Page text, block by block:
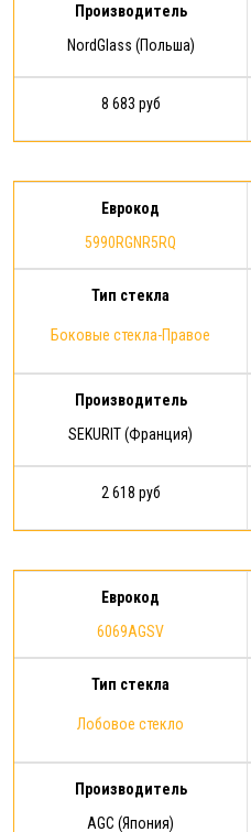
Производитель
NordGlass (Польша)
8 683 руб
Еврокод
5990RGNR5RQ
Тип стекла
Боковые стекла-Правое
Производитель
SEKURIT (Франция)
2 618 руб
Еврокод
6069AGSV
Тип стекла
Лобовое стекло
Производитель
AGC (Япония)